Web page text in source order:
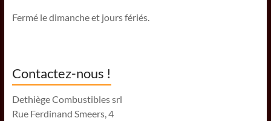
Fermé le dimanche et jours fériés.
Contactez-nous !
Dethiège Combustibles srl
Rue Ferdinand Smeers, 4